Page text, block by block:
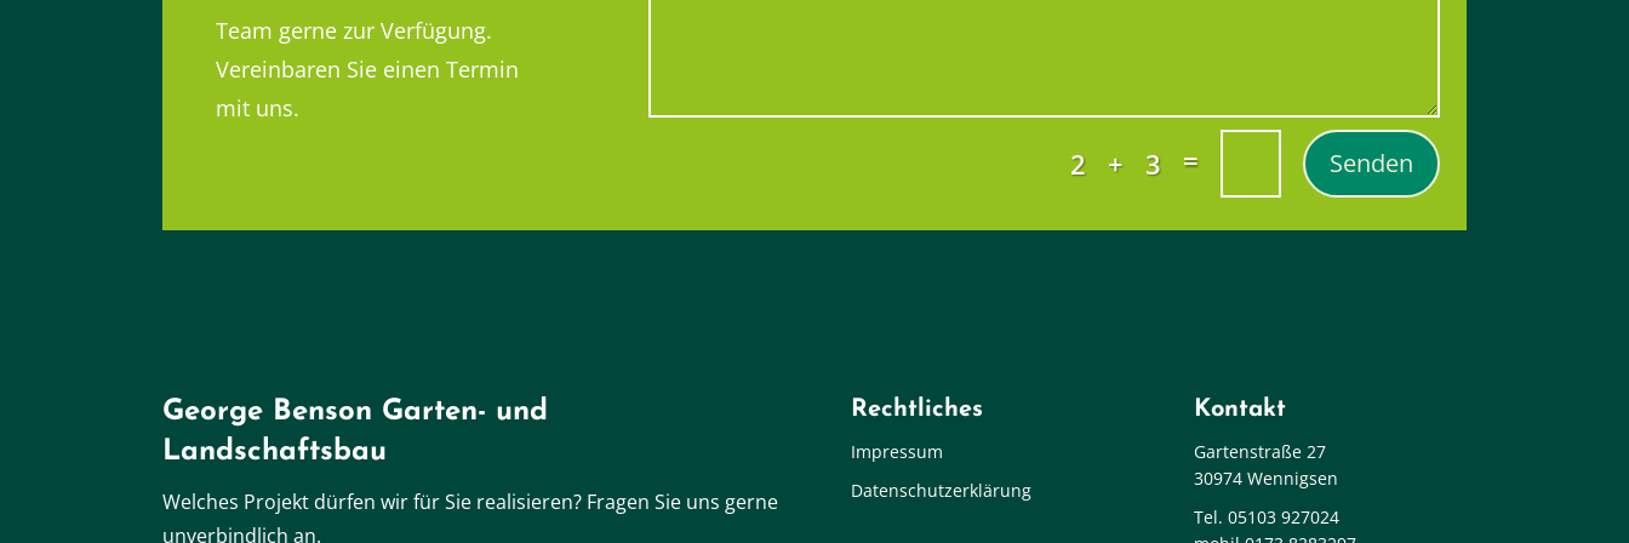
Team gerne zur Verfügung.
Vereinbaren Sie einen Termin
mit uns.
2 + 3 = Senden
George Benson Garten- und
Landschaftsbau
Welches Projekt dürfen wir für Sie realisieren? Fragen Sie uns gerne
unverbindlich an.
Rechtliches
Impressum
Datenschutzerklärung
Kontakt
Gartenstraße 27
30974 Wennigsen
Tel. 05103 927024